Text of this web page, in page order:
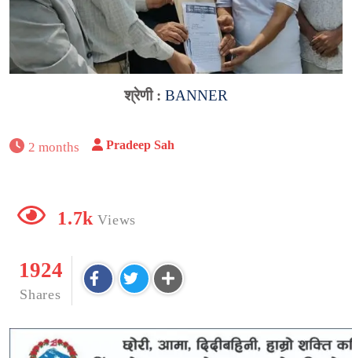
श्रेणी : BANNER
2 months Pradeep Sah
1.7k Views
1924
Shares